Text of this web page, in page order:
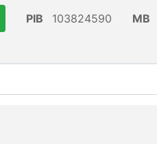
PIB 103824590 MB